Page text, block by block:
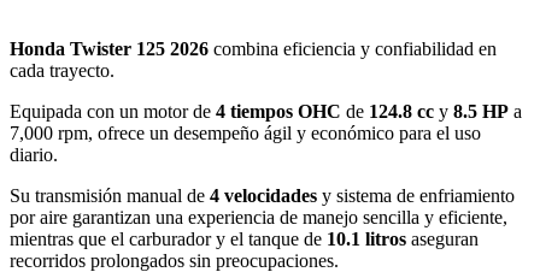
Honda Twister 125 2026 combina eficiencia y confiabilidad en
cada trayecto.
Equipada con un motor de 4 tiempos OHC de 124.8 cc y 8.5 HP a
7,000 rpm, ofrece un desempeño ágil y económico para el uso
diario.
Su transmisión manual de 4 velocidades y sistema de enfriamiento
por aire garantizan una experiencia de manejo sencilla y eficiente,
mientras que el carburador y el tanque de 10.1 litros aseguran
recorridos prolongados sin preocupaciones.